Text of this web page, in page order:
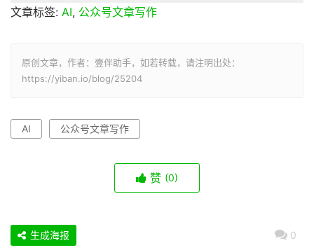
文章标签: AI, 公众号文章写作
原创文章，作者：壹伴助手，如若转载，请注明出处：
https://yiban.io/blog/25204
AI 公众号文章写作
赞 (0)
0
生成海报